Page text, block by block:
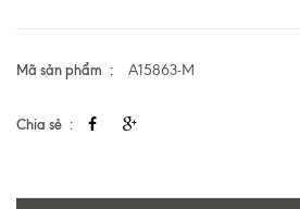
Mã sản phẩm A15863-M
Chia sẻ